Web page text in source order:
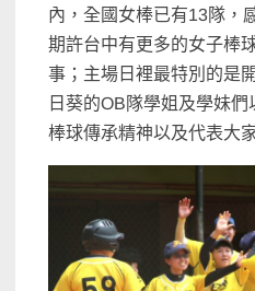
內，全國女棒已有13隊，
期許台中有更多的女子棒
事；主場日裡最特別的是
日葵的OB隊學姐及學妹
棒球傳承精神以及代表大